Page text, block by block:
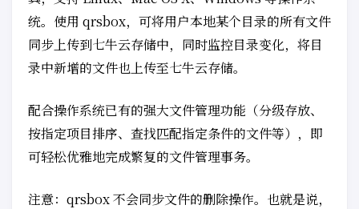
统。使用 qrsbox，可将用户本地某个目录的所有文件
同步上传到七牛云存储中，同时监控目录变化，将目
录中新增的文件也上传至七牛云存储。
配合操作系统已有的强大文件管理功能（分级存放、
按指定项目排序、查找匹配指定条件的文件等），即
可轻松优雅地完成繁复的文件管理事务。
注意：qrsbox 不会同步文件的删除操作。也就是说，